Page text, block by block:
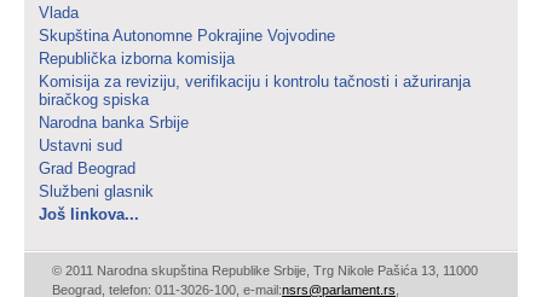
Vlada
Skupština Autonomne Pokrajine Vojvodine
Republička izborna komisija
Komisija za reviziju, verifikaciju i kontrolu tačnosti i ažuriranja
biračkog spiska
Narodna banka Srbije
Ustavni sud
Grad Beograd
Službeni glasnik
Još linkova...
© 2011 Narodna skupština Republike Srbije, Trg Nikole Pašića 13, 11000
Beograd, telefon: 011-3026-100, e-mail:nsrs@parlament.rs